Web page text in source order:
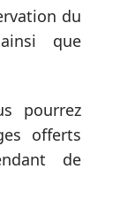
du
que
pourrez
offerts
de